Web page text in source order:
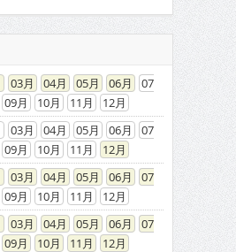
03 04 05 06
07
09 10 11
12
03 04 05 06
07
09 10 11
12
03 04 05 06
07
09 10 11
12
03 04 05 06
07
09 10 11
12